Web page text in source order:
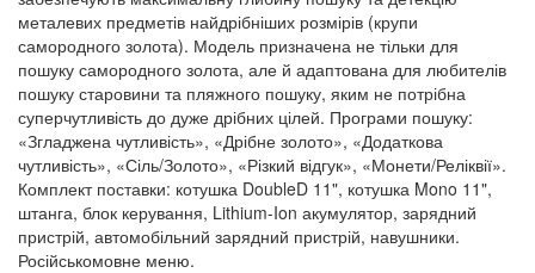
металевих предметів найдрібніших розмірів (крупи
самородного золота). Модель призначена не тільки для
пошуку самородного золота, але й адаптована для любителів
пошуку старовини та пляжного пошуку, яким не потрібна
суперчутливість до дуже дрібних цілей. Програми пошуку:
«Згладжена чутливість», «Дрібне золото», «Додаткова
чутливість», «Сіль/Золото», «Різкий відгук», «Монети/Реліквії».
Комплект поставки: котушка DoubleD 11", котушка Mono 11",
штанга, блок керування, Lithium-Ion акумулятор, зарядний
пристрій, автомобільний зарядний пристрій, навушники.
Російськомовне меню.